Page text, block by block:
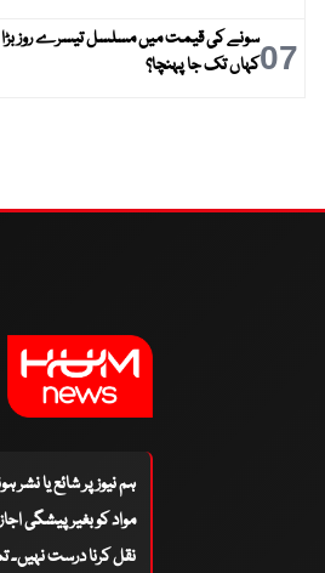
07سونے کی قیمت میں مسلسل تیسرے روز بڑا
کہاں تک جا پہنچا؟
ہم نیوز پر شائع یا نشر
مواد کو بغیر پیشگی
نقل کرنا درست نہیں۔